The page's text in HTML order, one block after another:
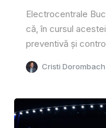
Electrocentrale
că, în cursul
preventivă și
Cristi Dorombach